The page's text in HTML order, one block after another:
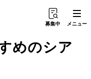
募集中 メニュー
めのシア